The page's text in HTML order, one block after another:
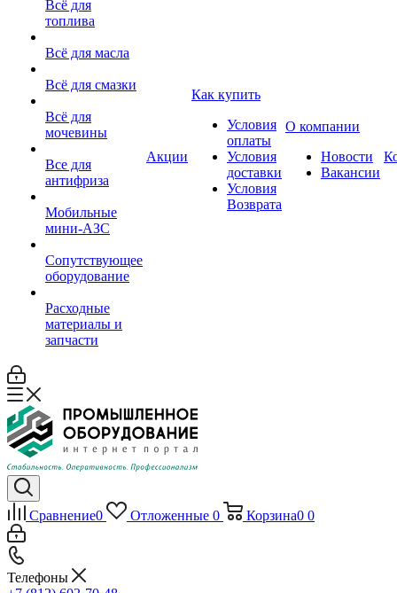
Всё для
топлива
Всё для масла
Всё для смазки
Всё для
мочевины
Все для
антифриза
Мобильные
мини-АЗС
Сопутствующее
оборудование
Расходные
материалы и
запчасти
Акции
Как купить
Условия
оплаты
Условия
доставки
Условия
Возврата
О компании
Новости
Вакансии
Сравнение0 Отложенные 0 Корзина0 0
Телефоны